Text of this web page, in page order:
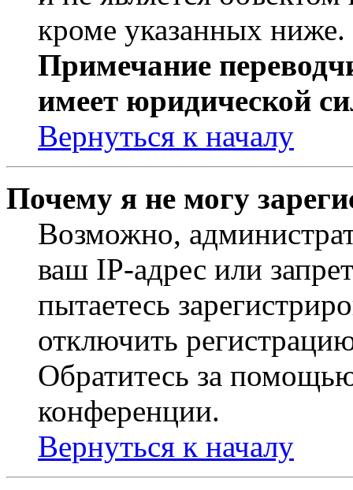
кроме указанных ниже.
Примечание
имеет юридической
Вернуться к началу
Почему я не могу
Возможно,
ваш IP-адрес или
пытаетесь
отключить
Обратитесь за
конференции.
Вернуться к началу